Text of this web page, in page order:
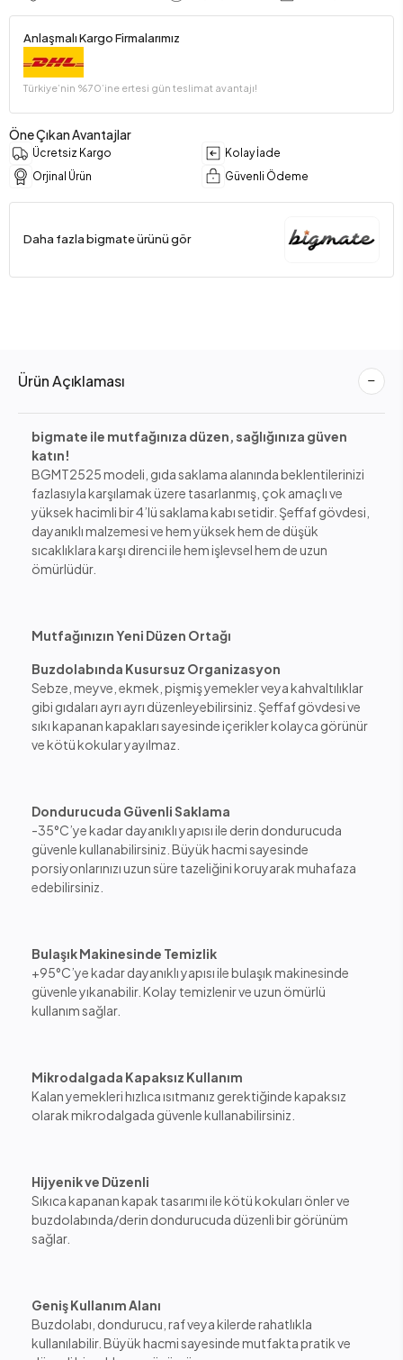
Anlaşmalı Kargo Firmalarımız
Türkiye’nin %70’ine ertesi gün teslimat avantajı!
Öne Çıkan Avantajlar
Ücretsiz Kargo
Kolay İade
Orjinal Ürün
Güvenli Ödeme
Daha fazla bigmate ürünü gör
Ürün Açıklaması
bigmate ile mutfağınıza düzen, sağlığınıza güven
katın!
BGMT2525 modeli, gıda saklama alanında beklentilerinizi
fazlasıyla karşılamak üzere tasarlanmış, çok amaçlı ve
yüksek hacimli bir 4’lü saklama kabı setidir. Şeffaf gövdesi,
dayanıklı malzemesi ve hem yüksek hem de düşük
sıcaklıklara karşı direnci ile hem işlevsel hem de uzun
ömürlüdür.
Mutfağınızın Yeni Düzen Ortağı
Buzdolabında Kusursuz Organizasyon
Sebze, meyve, ekmek, pişmiş yemekler veya kahvaltılıklar
gibi gıdaları ayrı ayrı düzenleyebilirsiniz. Şeffaf gövdesi ve
sıkı kapanan kapakları sayesinde içerikler kolayca görünür
ve kötü kokular yayılmaz.
Dondurucuda Güvenli Saklama
-35°C’ye kadar dayanıklı yapısı ile derin dondurucuda
güvenle kullanabilirsiniz. Büyük hacmi sayesinde
porsiyonlarınızı uzun süre tazeliğini koruyarak muhafaza
edebilirsiniz.
Bulaşık Makinesinde Temizlik
+95°C’ye kadar dayanıklı yapısı ile bulaşık makinesinde
güvenle yıkanabilir. Kolay temizlenir ve uzun ömürlü
kullanım sağlar.
Mikrodalgada Kapaksız Kullanım
Kalan yemekleri hızlıca ısıtmanız gerektiğinde kapaksız
olarak mikrodalgada güvenle kullanabilirsiniz.
Hijyenik ve Düzenli
Sıkıca kapanan kapak tasarımı ile kötü kokuları önler ve
buzdolabında/derin dondurucuda düzenli bir görünüm
sağlar.
Geniş Kullanım Alanı
Buzdolabı, dondurucu, raf veya kilerde rahatlıkla
kullanılabilir. Büyük hacmi sayesinde mutfakta pratik ve